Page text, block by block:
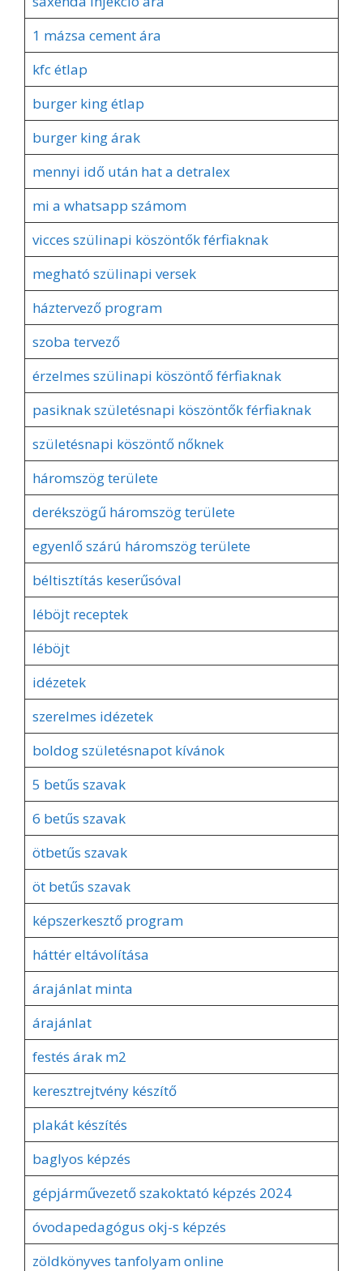
1 mázsa cement ára
kfc étlap
burger king étlap
burger king árak
mennyi idő után hat a detralex
mi a whatsapp számom
vicces szülinapi köszöntők férfiaknak
megható szülinapi versek
háztervező program
szoba tervező
érzelmes szülinapi köszöntő férfiaknak
pasiknak születésnapi köszöntők férfiaknak
születésnapi köszöntő nőknek
háromszög területe
derékszögű háromszög területe
egyenlő szárú háromszög területe
béltisztítás keserűsóval
léböjt receptek
léböjt
idézetek
szerelmes idézetek
boldog születésnapot kívánok
5 betűs szavak
6 betűs szavak
ötbetűs szavak
öt betűs szavak
képszerkesztő program
háttér eltávolítása
árajánlat minta
árajánlat
festés árak m2
keresztrejtvény készítő
plakát készítés
baglyos képzés
gépjárművezető szakoktató képzés 2024
óvodapedagógus okj-s képzés
zöldkönyves tanfolyam online